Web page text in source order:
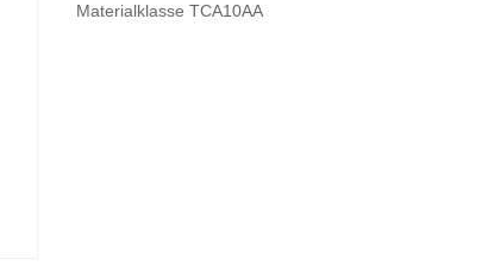
Materialklasse TCA10AA